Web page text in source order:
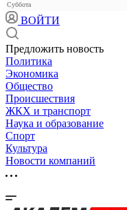
Суббота
ВОЙТИ
Предложить новость
Политика
Экономика
Общество
Происшествия
ЖКХ и транспорт
Наука и образование
Спорт
Культура
Новости компаний